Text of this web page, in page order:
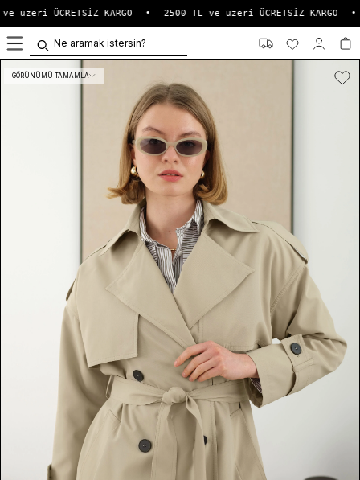
üzeri ÜCRETSİZ KARGO 2500 TL ve üzeri ÜCRETSİZ KARGO
GÖRÜNÜMÜ TAMAMLA